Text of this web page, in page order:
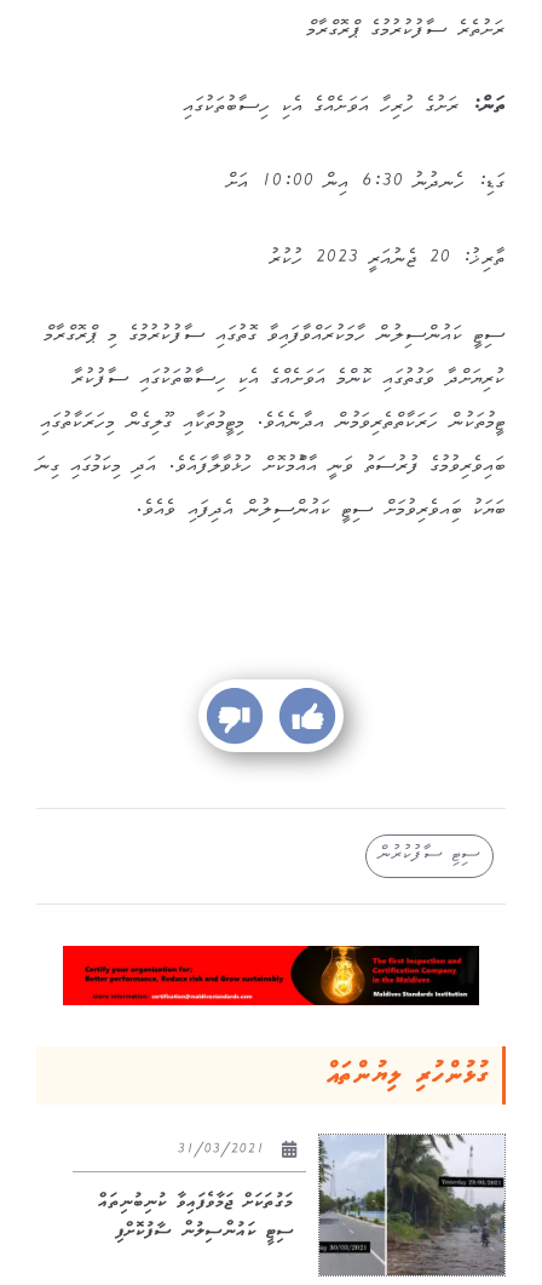
ރަށުތެރެ ސާފުކުރުމުގެ ޕްރޮގްރާމް
ތަން: ރަށުގެ ހުރިހާ އަވަށެއްގެ އެކި ހިސާބުތަކުގައި
ގަޑި: ހެނދުނު 6:30 އިން 10:00 އަށް
ތާރިޚު: 20 ޖެނުއަރީ 2023 ހުކުރު
ސިޓީ ކައުންސިލުން ހާމަކުރައްވާފައިވާ ގޮތުގައި ސާފުކުރުމުގެ މި ޕްރޮގްރާމް
ކުރިޔަށްދާ ވަގުތުގައި ކޮންމެ އަވަށެއްގެ އެކި ހިސާބުތަކުގައި ސާފުކުރާ
ޓީމުތަކުން ހަރަކާތްތެރިވަމުން އދާނެއެވެ. މިޓީމުތަކާއި ގޫލިގެން މިހަރަކާތުގައި
ބައިވެރިވުމުގެ ފުރުސަތު ވަނީ އާއްުމުކޮށް ހުޅުވާލާފައެވެ. އަދި މިކަމުގައި ގިނަ
ބަޔަކު ބަިއވެރިވުމަށް ސިޓީ ކައުންސިލުން އެދިފައި ވެއެވެ.
ސިޓި ސާފުކުރުން
ގުޅުންހުރި ލިޔުންތައް
މަގުތަކަށް ޖަމާވެފައިވާ ކުނިބުނިތައް
ސިޓީ ކައުންސިލުން ސާފުކޮށްފި